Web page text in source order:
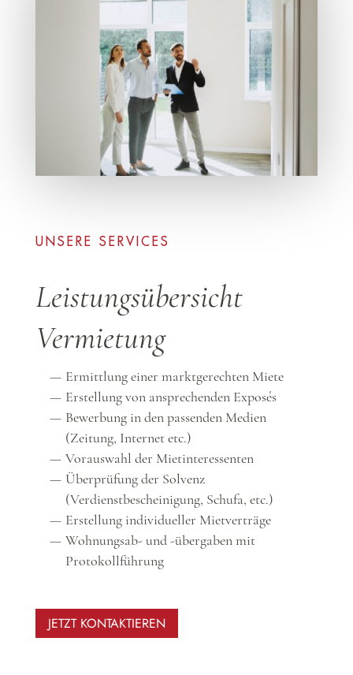
UNSERE SERVICES
Leistungsübersicht
Vermietung
Ermittlung einer marktgerechten Miete
Erstellung von ansprechenden Exposés
Bewerbung in den passenden Medien
(Zeitung, Internet etc.)
Vorauswahl der Mietinteressenten
Überprüfung der Solvenz
(Verdienstbescheinigung, Schufa, etc.)
Erstellung individueller Mietverträge
Wohnungsab- und -übergaben mit
Protokollführung
JETZT KONTAKTIEREN